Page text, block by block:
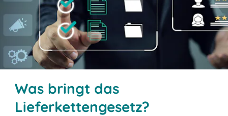
Was bringt das
Lieferkettengesetz?